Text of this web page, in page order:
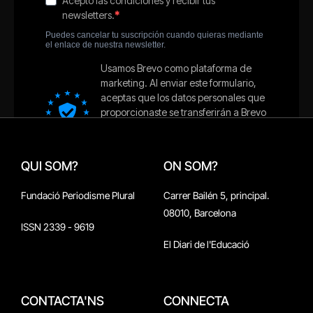
QUI SOM?
Fundació Periodisme Plural
ISSN 2339 - 9619
ON SOM?
Carrer Bailén 5, principal.
08010, Barcelona
El Diari de l'Educació
CONTACTA'NS CONNECTA